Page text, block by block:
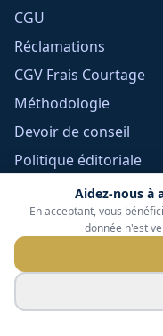
Aidez-nous à
En acceptant, vous
donnée n'est
CGU
Réclamations
CGV Frais Courtage
Méthodologie
Devoir de conseil
Politique éditoriale
Gérer mes cookies
Tessoria